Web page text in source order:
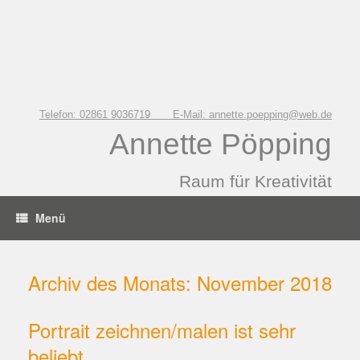
Telefon: 02861 9036719 E-Mail: annette.poepping@web.de
Annette Pöpping
Raum für Kreativität
Menü
Archiv des Monats: November 2018
Portrait zeichnen/malen ist sehr